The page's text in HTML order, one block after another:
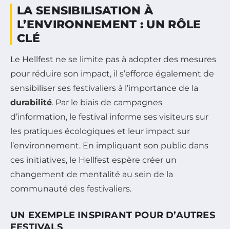
LA SENSIBILISATION À
L’ENVIRONNEMENT : UN RÔLE
CLÉ
Le Hellfest ne se limite pas à adopter des mesures
pour réduire son impact, il s’efforce également de
sensibiliser ses festivaliers à l’importance de la
durabilité. Par le biais de campagnes
d’information, le festival informe ses visiteurs sur
les pratiques écologiques et leur impact sur
l’environnement. En impliquant son public dans
ces initiatives, le Hellfest espère créer un
changement de mentalité au sein de la
communauté des festivaliers.
UN EXEMPLE INSPIRANT POUR D’AUTRES